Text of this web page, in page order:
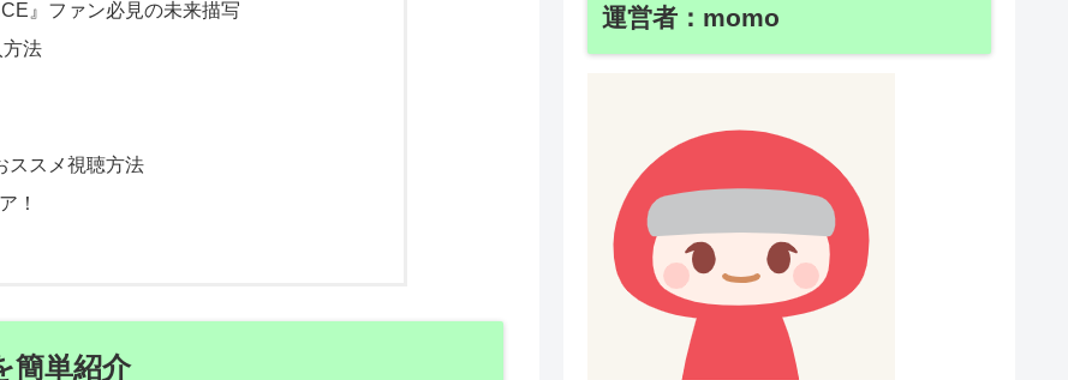
』ファン必見の未来描写
方法
ススメ視聴方法
！
簡単紹介
運営者：momo